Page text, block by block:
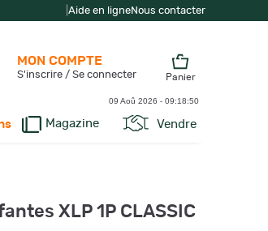
Aide en ligneNous contacter
Magazine Vendre
MON COMPTE
S'inscrire / Se connecter Panier
09 Aoû 2026 - 09:18:51
XLP 1P CLASSIC